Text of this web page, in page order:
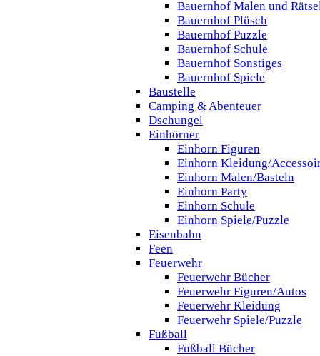
Bauernhof Malen und
Bauernhof Plüsch
Bauernhof Puzzle
Bauernhof Schule
Bauernhof Sonstiges
Bauernhof Spiele
Baustelle
Camping & Abenteuer
Dschungel
Einhörner
Einhorn Figuren
Einhorn Kleidung/
Einhorn Malen/Basteln
Einhorn Party
Einhorn Schule
Einhorn Spiele/Puzzle
Eisenbahn
Feen
Feuerwehr
Feuerwehr Bücher
Feuerwehr Figuren/Autos
Feuerwehr Kleidung
Feuerwehr Spiele/Puzzle
Fußball
Fußball Bücher